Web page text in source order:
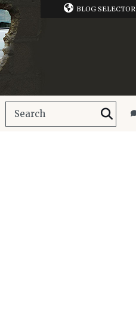
BLOG SELECTOR